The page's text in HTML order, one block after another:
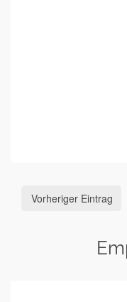
Vorheriger Eintrag